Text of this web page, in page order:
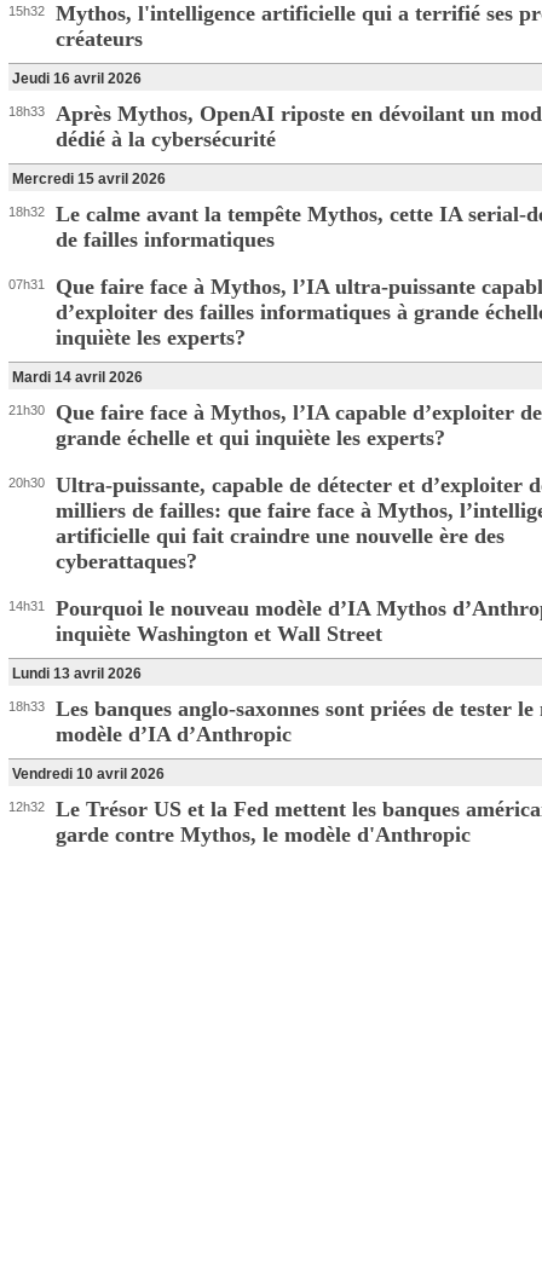
15h32
Mythos, l'intelligence artificielle qui a terrifié ses
créateurs
Jeudi 16 avril 2026
18h33
Après Mythos, OpenAI riposte en dévoilant un
dédié à la cybersécurité
Mercredi 15 avril 2026
18h32
Le calme avant la tempête Mythos, cette IA serial-
de failles informatiques
07h31
Que faire face à Mythos, l’IA ultra-puissante
d’exploiter des failles informatiques à grande
inquiète les experts?
Mardi 14 avril 2026
21h30
Que faire face à Mythos, l’IA capable d’exploiter
grande échelle et qui inquiète les experts?
20h30
Ultra-puissante, capable de détecter et d’exploiter
milliers de failles: que faire face à Mythos,
artificielle qui fait craindre une nouvelle ère des
cyberattaques?
14h31
Pourquoi le nouveau modèle d’IA Mythos
inquiète Washington et Wall Street
Lundi 13 avril 2026
18h33
Les banques anglo-saxonnes sont priées de tester le
modèle d’IA d’Anthropic
Vendredi 10 avril 2026
12h32
Le Trésor US et la Fed mettent les banques
garde contre Mythos, le modèle d'Anthropic